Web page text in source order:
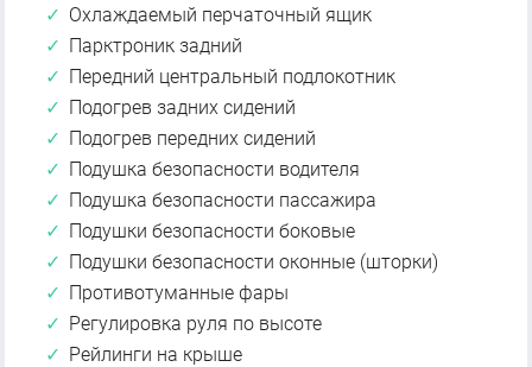
Охлаждаемый перчаточный ящик
Парктроник задний
Передний центральный подлокотник
Подогрев задних сидений
Подогрев передних сидений
Подушка безопасности водителя
Подушка безопасности пассажира
Подушки безопасности боковые
Подушки безопасности оконные (шторки)
Противотуманные фары
Регулировка руля по высоте
Рейлинги на крыше